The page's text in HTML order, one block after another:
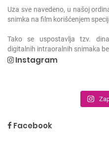
Uza sve navedeno, u našoj
snimka na film korišćenjem
Tako se uspostavlja tzv.
digitalnih intraoralnih snimaka
Instagram
Facebook